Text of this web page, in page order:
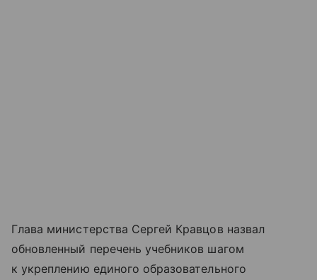
Глава министерства Сергей Кравцов назвал
обновленный перечень учебников шагом
к укреплению единого образовательного